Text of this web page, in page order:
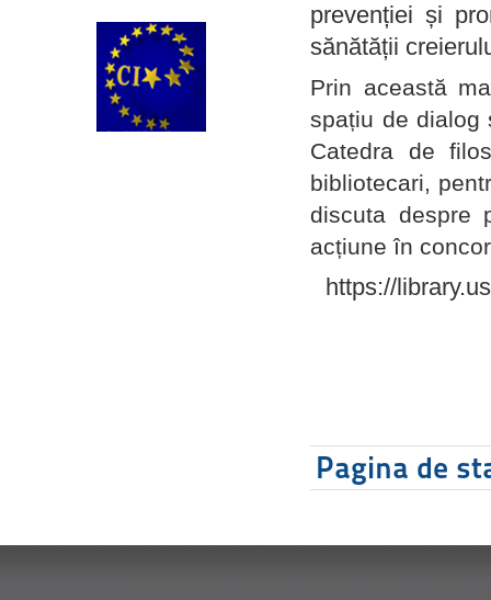
prevenției și
sănătății
Prin această
spațiu de dialog
Catedra de
bibliotecari,
discuta despre
acțiune în
https://
Pagina de